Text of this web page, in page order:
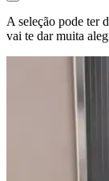
A seleção pode ter
vai te dar muita